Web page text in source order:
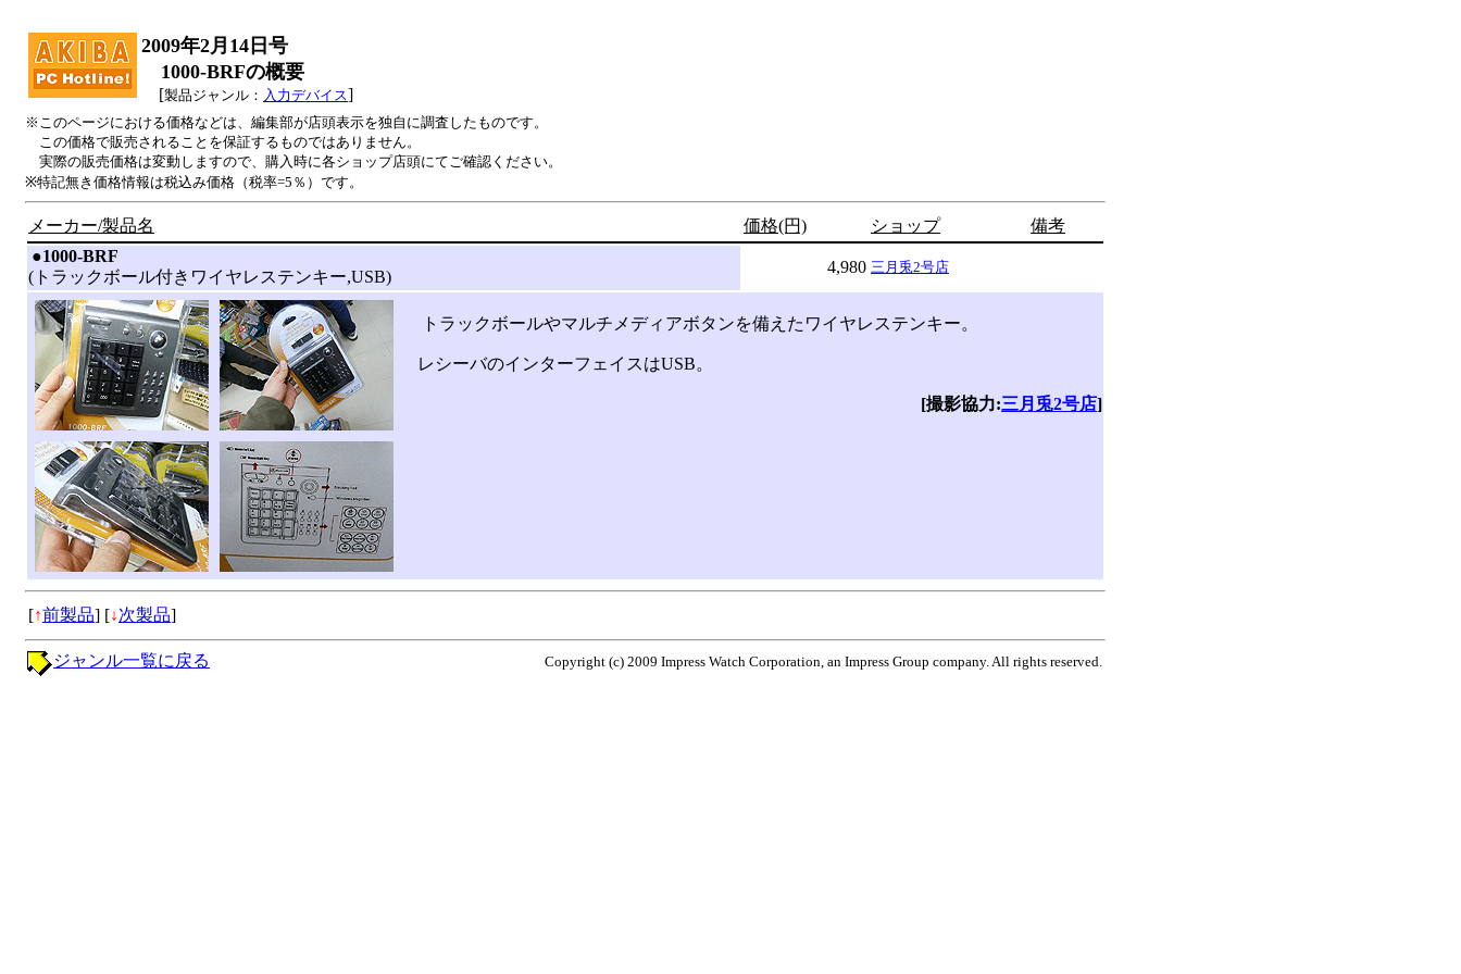
2009年2月14日号
1000-BRFの概要
[製品ジャンル： 入力デバイス]
※このページにおける価格などは、編集部が店頭表示を独自に調査したものです。
この価格で販売されることを保証するものではありません。
実際の販売価格は変動しますので、購入時に各ショップ店頭にてご確認ください。
※特記無き価格情報は税込み価格（税率=5％）です。
メーカー/製品名 価格(円) ショップ
備考
●1000-BRF
(トラックボール付きワイヤレステンキー,USB)
4,980 三月兎2号店
トラックボールやマルチメディアボタンを備えたワイヤレステンキー。
レシーバのインターフェイスはUSB。
[撮影協力:三月兎2号店]
[↑前製品] [↓次製品]
Copyright (c) 2009 Impress Watch Corporation, an Impress Group company. All rights reserved.
ジャンル一覧に戻る